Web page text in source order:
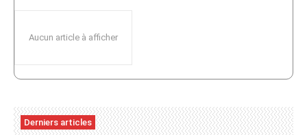
Aucun article à afficher
Derniers articles